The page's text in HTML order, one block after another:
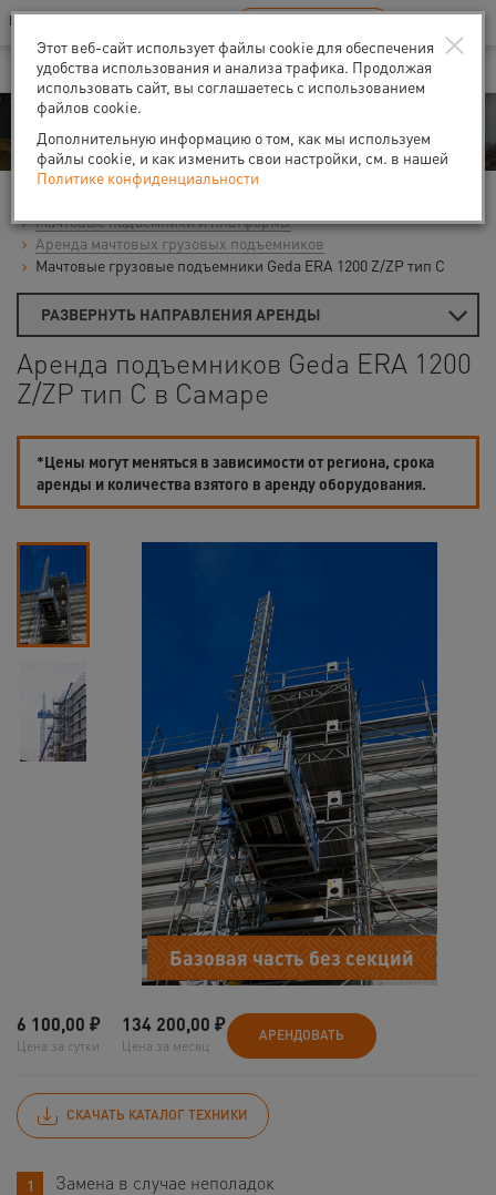
Ваш город:Самара
В Вашем регионе нет наших офисов RU EN
Аренда
Мачтовые подъемники и платформы
Аренда мачтовых грузовых подъемников
Мачтовые грузовые подъемники Geda ERA 1200 Z/ZP тип C
РАЗВЕРНУТЬ НАПРАВЛЕНИЯ АРЕНДЫ
Аренда подъемников Geda ERA 1200
Z/ZP тип C в Самаре
*Цены могут меняться в зависимости от региона, срока
аренды и количества взятого в аренду оборудования.
Базовая часть без секций
6 100,00 ₽
Цена за сутки
134 200,00 ₽
Цена за месяц
АРЕНДОВАТЬ
СКАЧАТЬ КАТАЛОГ ТЕХНИКИ
Замена в случае неполадок
×
Этот веб-сайт использует файлы cookie для обеспечения
удобства использования и анализа трафика. Продолжая
использовать сайт, вы соглашаетесь с использованием
файлов cookie.
Дополнительную информацию о том, как мы используем
файлы cookie, и как изменить свои настройки, см. в нашей
Политике конфиденциальности